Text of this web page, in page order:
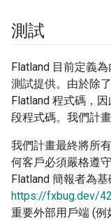
測試
Flatland 目前定義
測試提供。由於除
Flatland 程式碼，
段程式碼。我們計
我們計畫最終將所
何客戶必須嚴格遵
Flatland 簡報者為
https://fxbug.dev/
重要外部用戶端 (例